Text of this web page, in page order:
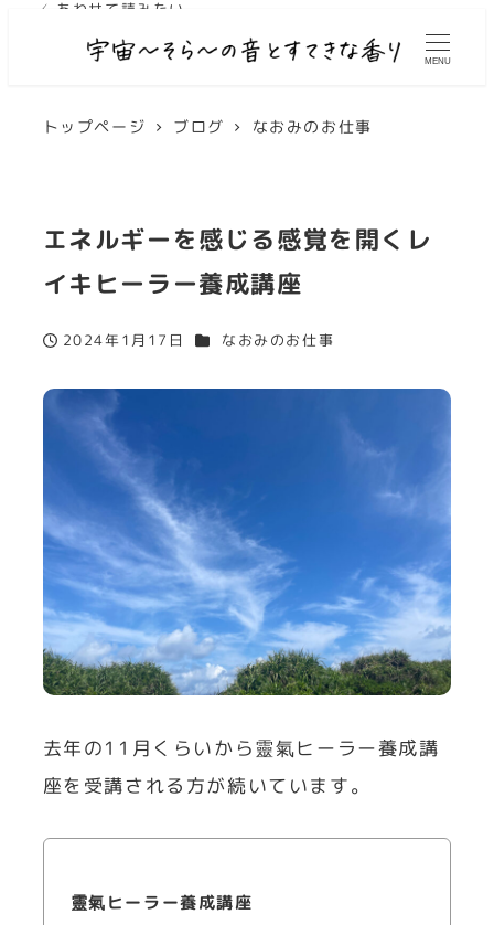
MENU
トップページ ブログ なおみのお仕事
エネルギーを感じる感覚を開くレ
イキヒーラー養成講座
投稿日
2024年1月17日 カテゴリー
なおみのお仕事
去年の11月くらいから靈氣ヒーラー養成講
座を受講される方が続いています。
✓ あわせて読みたい
靈氣ヒーラー養成講座